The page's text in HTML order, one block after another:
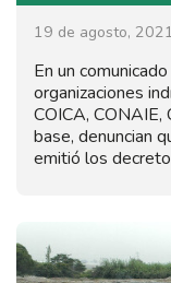
19 de agosto, 2021
En un
organizaciones
COICA, CONAIE,
base, denuncian
emitió los